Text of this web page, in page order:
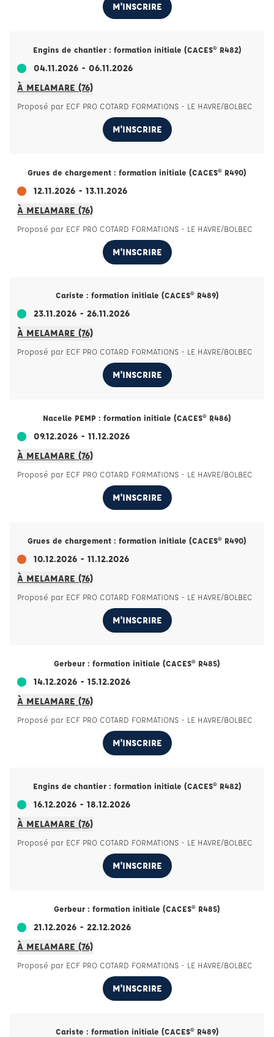
M'INSCRIRE
Engins de chantier : formation initiale (CACES® R482)
04.11.2026 - 06.11.2026
À MELAMARE (76)
Proposé par ECF PRO COTARD FORMATIONS - LE HAVRE/BOLBEC
M'INSCRIRE
Grues de chargement : formation initiale (CACES® R490)
12.11.2026 - 13.11.2026
À MELAMARE (76)
Proposé par ECF PRO COTARD FORMATIONS - LE HAVRE/BOLBEC
M'INSCRIRE
Cariste : formation initiale (CACES® R489)
23.11.2026 - 26.11.2026
À MELAMARE (76)
Proposé par ECF PRO COTARD FORMATIONS - LE HAVRE/BOLBEC
M'INSCRIRE
Nacelle PEMP : formation initiale (CACES® R486)
09.12.2026 - 11.12.2026
À MELAMARE (76)
Proposé par ECF PRO COTARD FORMATIONS - LE HAVRE/BOLBEC
M'INSCRIRE
Grues de chargement : formation initiale (CACES® R490)
10.12.2026 - 11.12.2026
À MELAMARE (76)
Proposé par ECF PRO COTARD FORMATIONS - LE HAVRE/BOLBEC
M'INSCRIRE
Gerbeur : formation initiale (CACES® R485)
14.12.2026 - 15.12.2026
À MELAMARE (76)
Proposé par ECF PRO COTARD FORMATIONS - LE HAVRE/BOLBEC
M'INSCRIRE
Engins de chantier : formation initiale (CACES® R482)
16.12.2026 - 18.12.2026
À MELAMARE (76)
Proposé par ECF PRO COTARD FORMATIONS - LE HAVRE/BOLBEC
M'INSCRIRE
Gerbeur : formation initiale (CACES® R485)
21.12.2026 - 22.12.2026
À MELAMARE (76)
Proposé par ECF PRO COTARD FORMATIONS - LE HAVRE/BOLBEC
M'INSCRIRE
Cariste : formation initiale (CACES® R489)